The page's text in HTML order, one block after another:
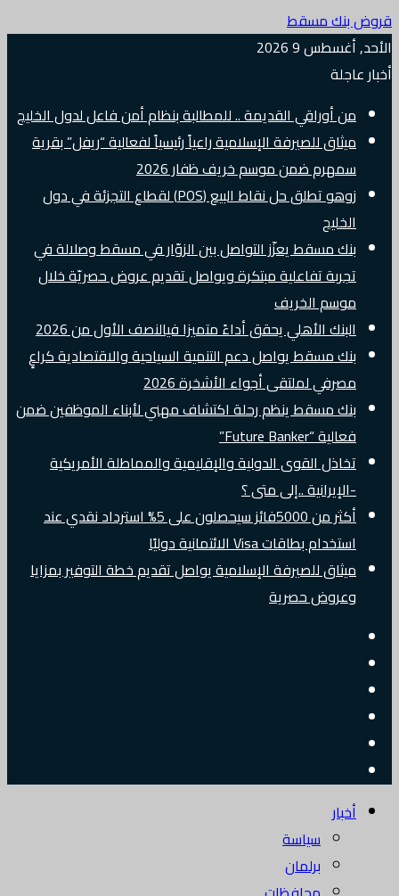
قروض بنك مسقط
الأحد, أغسطس 9 2026
أخبار عاجلة
من أوراقي القديمة .. للمطالبة بنظام أمن فاعل لدول الخليج
ميثاق للصيرفة الإسلامية راعياً رئيسياً لفعالية “ريفل” بقرية
سمهرم ضمن موسم خريف ظفار 2026
زوهو تطلق حل نقاط البيع (POS) لقطاع التجزئة في دول
الخليج
بنك مسقط يعزّز التواصل بين الزوّار في مسقط وصلالة في
تجربة تفاعلية مبتكرة ويواصل تقديم عروض حصريّة خلال
موسم الخريف
البنك الأهلي يحقق أداءً متميزا فيالنصف الأول من 2026
بنك مسقط يواصل دعم التنمية السياحية والاقتصادية كراعٍ
مصرفي لملتقى أجواء الأشخرة 2026
بنك مسقط ينظم رحلة اكتشاف مهني لأبناء الموظفين ضمن
فعالية “Future Banker”
تخاذل القوى الدولية والإقليمية والمماطلة الأمريكية
-الإيرانية ..إلى متى ؟
أكثر من 5000فائز سيحصلون على 5% استرداد نقدي عند
استخدام بطاقات Visa الائتمانية دوليًا
ميثاق للصيرفة الإسلامية يواصل تقديم خطة التوفير بمزايا
وعروض حصرية
أخبار
سياسة
برلمان